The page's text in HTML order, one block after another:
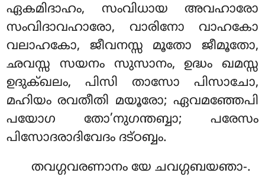
ഏകമിദാഹം, സംവിധായ അവഹാരോ
സംവിദാവഹാരോ, വാരിനോ വാഹകോ
വലാഹകോ, ജീവനസ്സ മൂതോ ജീമൂതോ,
ഛവസ്സ സയനം സുസാനം, ഉദ്ധം ഖമസ്സ
ഉദുക്ഖലം, പിസി താസോ പിസാചോ,
മഹിയം രവതീതി മയൂരോ; ഏവമഞ്ഞേപി
പയോഗ തോ’നുഗന്തബ്ബാ; പരേസം
പിസോദരാദിവേദം ദട്ഠബ്ബം.
തവഗ്ഗവരണാനംയേ ചവഗ്ഗബയഞാ-.